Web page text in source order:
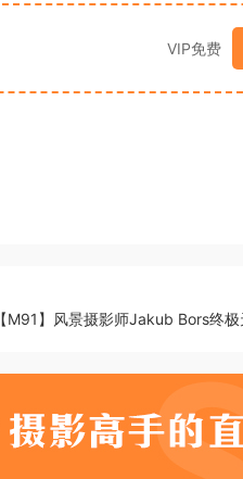
VIP免费
【M91】风景摄影师Jakub Bors终